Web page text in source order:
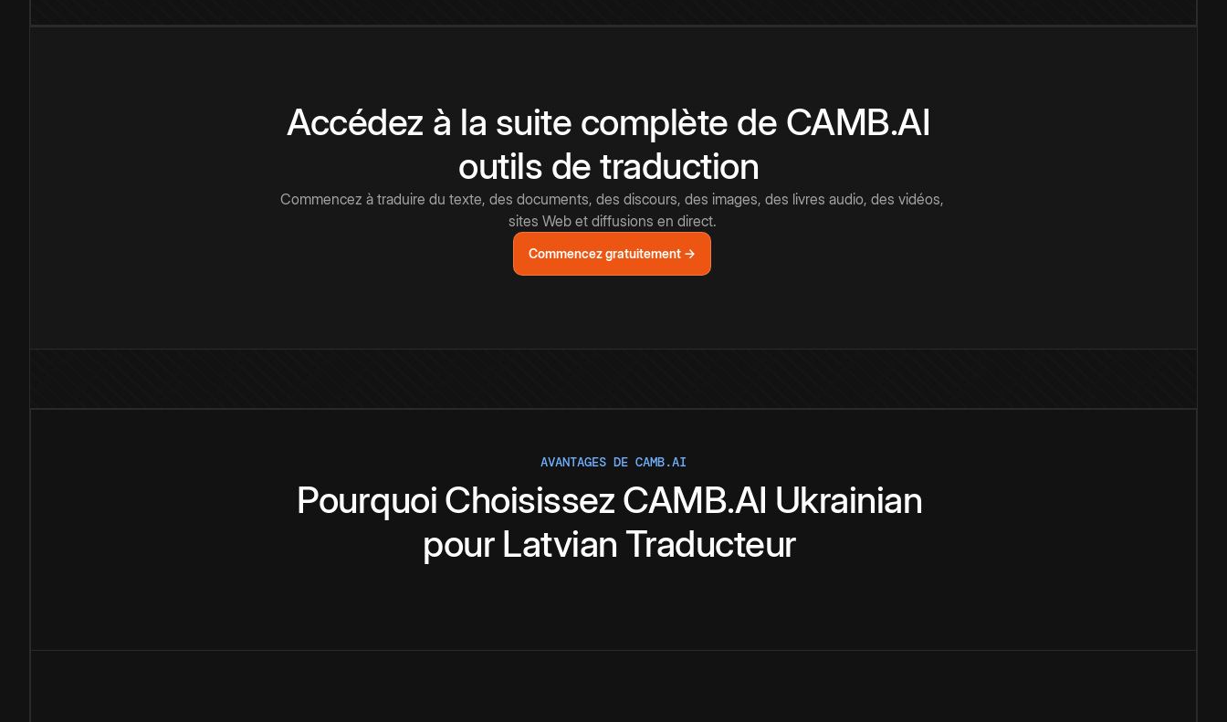
Accédez à la suite complète de CAMB.AI
outils de traduction
Commencez à traduire du texte, des documents, des discours, des images, des livres audio, des vidéos,
sites Web et diffusions en direct.
Commencez gratuitement →
AVANTAGES DE CAMB.AI
Pourquoi Choisissez CAMB.AI Ukrainian
pour Latvian Traducteur